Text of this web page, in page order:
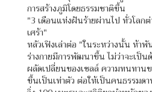
การสร้างภูมิโดยธรรมชาติขึ้น
"3 เดือนแห่งฝันร้ายผ่านไป ทั่วโลก
เศร้า"
หลัวเฟิงเล่าต่อ "ในระหว่างนั้น ห้า
ร่างกายมีการพัฒนาขึ้น ไม่ว่าจะเป็น
ผลัดเปลี่ยนของเซลล์ ความทนทาน
ขึ้นเป็นเท่าตัว ต่อให้เป็นคนธรรมดา